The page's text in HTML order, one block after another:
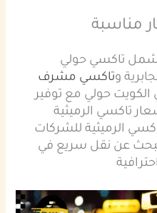
مناسبة
تاكسي حولي
وتاكسي مشرف
حولي مع توفير
تاكسي الرميثية
الرميثية للشركات
يبحث عن نقل سريع في